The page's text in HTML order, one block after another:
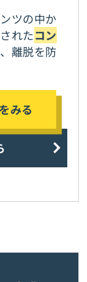
ツの中か
れたコン
離脱を防
みる